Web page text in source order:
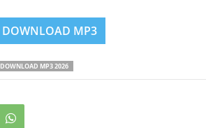
DOWNLOAD MP3
DOWNLOAD MP3 2026